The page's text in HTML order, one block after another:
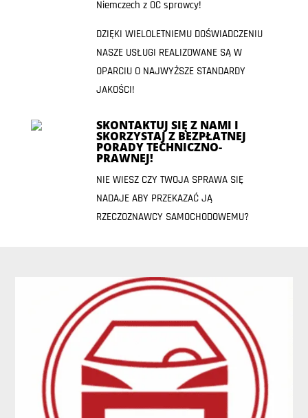
Niemczech z OC sprawcy!
DZIĘKI WIELOLETNIEMU DOŚWIADCZENIU
NASZE USŁUGI REALIZOWANE SĄ W
OPARCIU O NAJWYŻSZE STANDARDY
JAKOŚCI!
SKONTAKTUJ SIĘ Z NAMI I
SKORZYSTAJ Z BEZPŁATNEJ
PORADY TECHNICZNO-
PRAWNEJ!
NIE WIESZ CZY TWOJA SPRAWA SIĘ
NADAJE ABY PRZEKAZAĆ JĄ
RZECZOZNAWCY SAMOCHODOWEMU?